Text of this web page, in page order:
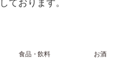
ております。
食品・飲料 お酒